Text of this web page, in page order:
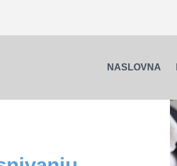
NASLOVNA